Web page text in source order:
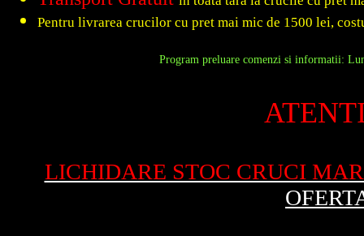
Pentru livrarea crucilor cu pret mai mic de 1500 lei,
Program preluare comenzi si informatii:
LICHIDARE STOC CRUCI